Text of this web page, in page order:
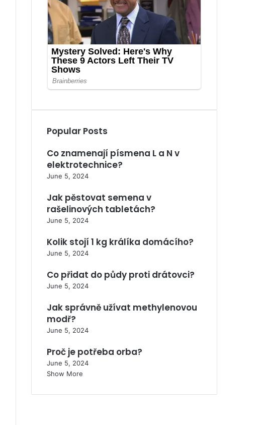
Popular Posts
Co znamenají písmena L a N v
elektrotechnice?
June 5, 2024
Jak pěstovat semena v
rašelinových tabletách?
June 5, 2024
Kolik stojí 1 kg králíka domácího?
June 5, 2024
Co přidat do půdy proti drátovci?
June 5, 2024
Jak správně užívat methylenovou
modř?
June 5, 2024
Proč je potřeba orba?
June 5, 2024
Show More